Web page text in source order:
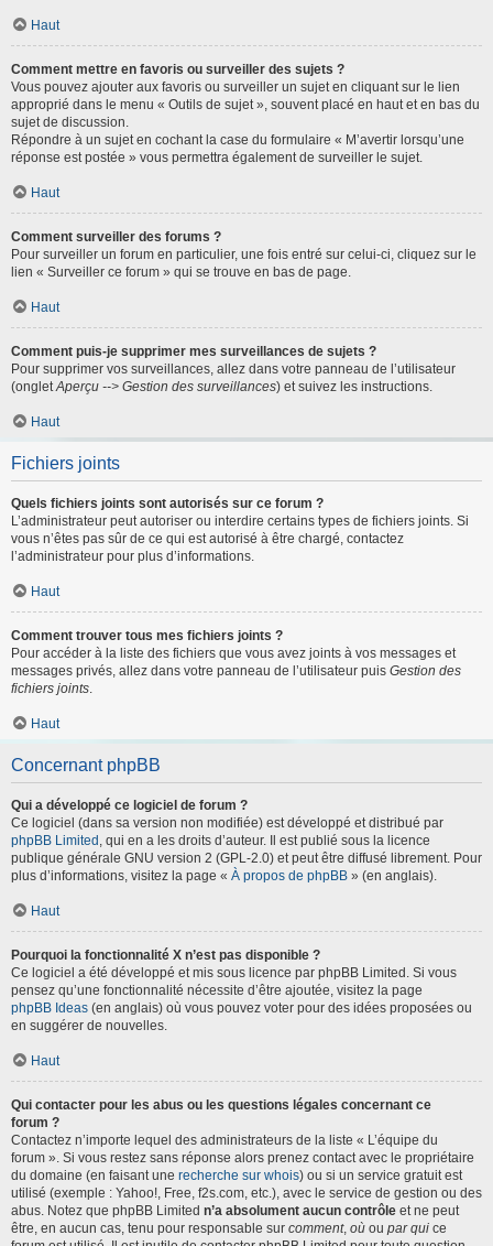
Haut
Comment mettre en favoris ou surveiller des sujets ?
Vous pouvez ajouter aux favoris ou surveiller un sujet en cliquant sur le lien
approprié dans le menu « Outils de sujet », souvent placé en haut et en bas du
sujet de discussion.
Répondre à un sujet en cochant la case du formulaire « M’avertir lorsqu’une
réponse est postée » vous permettra également de surveiller le sujet.
Haut
Comment surveiller des forums ?
Pour surveiller un forum en particulier, une fois entré sur celui-ci, cliquez sur le
lien « Surveiller ce forum » qui se trouve en bas de page.
Haut
Comment puis-je supprimer mes surveillances de sujets ?
Pour supprimer vos surveillances, allez dans votre panneau de l’utilisateur
(ongletAperçu --> Gestion des surveillances) et suivez les instructions.
Haut
Fichiers joints
Quels fichiers joints sont autorisés sur ce forum ?
L’administrateur peut autoriser ou interdire certains types de fichiers joints. Si
vous n’êtes pas sûr de ce qui est autorisé à être chargé, contactez
l’administrateur pour plus d’informations.
Haut
Comment trouver tous mes fichiers joints ?
Pour accéder à la liste des fichiers que vous avez joints à vos messages et
messages privés, allez dans votre panneau de l’utilisateur puis Gestion des
fichiers joints.
Haut
Concernant phpBB
Qui a développé ce logiciel de forum ?
Ce logiciel (dans sa version non modifiée) est développé et distribué par
phpBB Limited , qui en a les droits d’auteur. Il est publié sous la licence
publique générale GNU version 2 (GPL-2.0) et peut être diffusé librement. Pour
plus d’informations, visitez la page « À propos de phpBB » (en anglais).
Haut
Pourquoi la fonctionnalité X n’est pas disponible ?
Ce logiciel a été développé et mis sous licence par phpBB Limited. Si vous
pensez qu’une fonctionnalité nécessite d’être ajoutée, visitez la page
phpBB Ideas (en anglais) où vous pouvez voter pour des idées proposées ou
en suggérer de nouvelles.
Haut
Qui contacter pour les abus ou les questions légales concernant ce
forum ?
Contactez n’importe lequel des administrateurs de la liste « L’équipe du
forum ». Si vous restez sans réponse alors prenez contact avec le propriétaire
du domaine (en faisant une recherche sur whois) ou si un service gratuit est
utilisé (exemple : Yahoo!, Free, f2s.com, etc.), avec le service de gestion ou des
abus. Notez que phpBB Limited n’a absolument aucun contrôle et ne peut
être, en aucun cas, tenu pour responsable sur comment, où ou par qui ce